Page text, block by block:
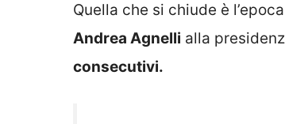
Quella che si chiude è
Andrea Agnelli alla
consecutivi.